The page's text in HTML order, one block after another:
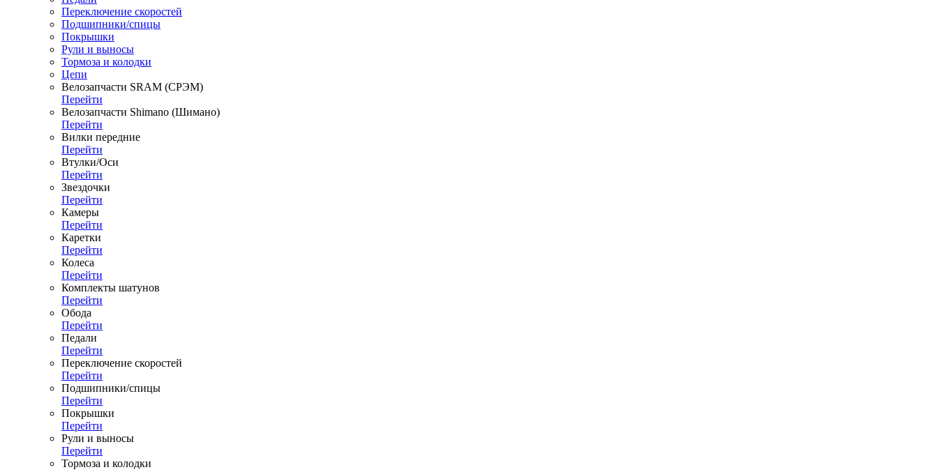
Переключение скоростей
Подшипники/спицы
Покрышки
Рули и выносы
Тормоза и колодки
Цепи
Велозапчасти SRAM (СРЭМ)
Перейти
Велозапчасти Shimano (Шимано)
Перейти
Вилки передние
Перейти
Втулки/Оси
Перейти
Звездочки
Перейти
Камеры
Перейти
Каретки
Перейти
Колеса
Перейти
Комплекты шатунов
Перейти
Обода
Перейти
Педали
Перейти
Переключение скоростей
Перейти
Подшипники/спицы
Перейти
Покрышки
Перейти
Рули и выносы
Перейти
Тормоза и колодки